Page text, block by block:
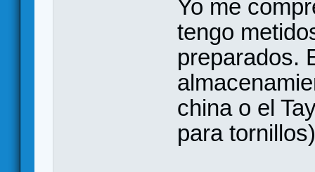
Yo me
tengo
preparados.
china o el
para